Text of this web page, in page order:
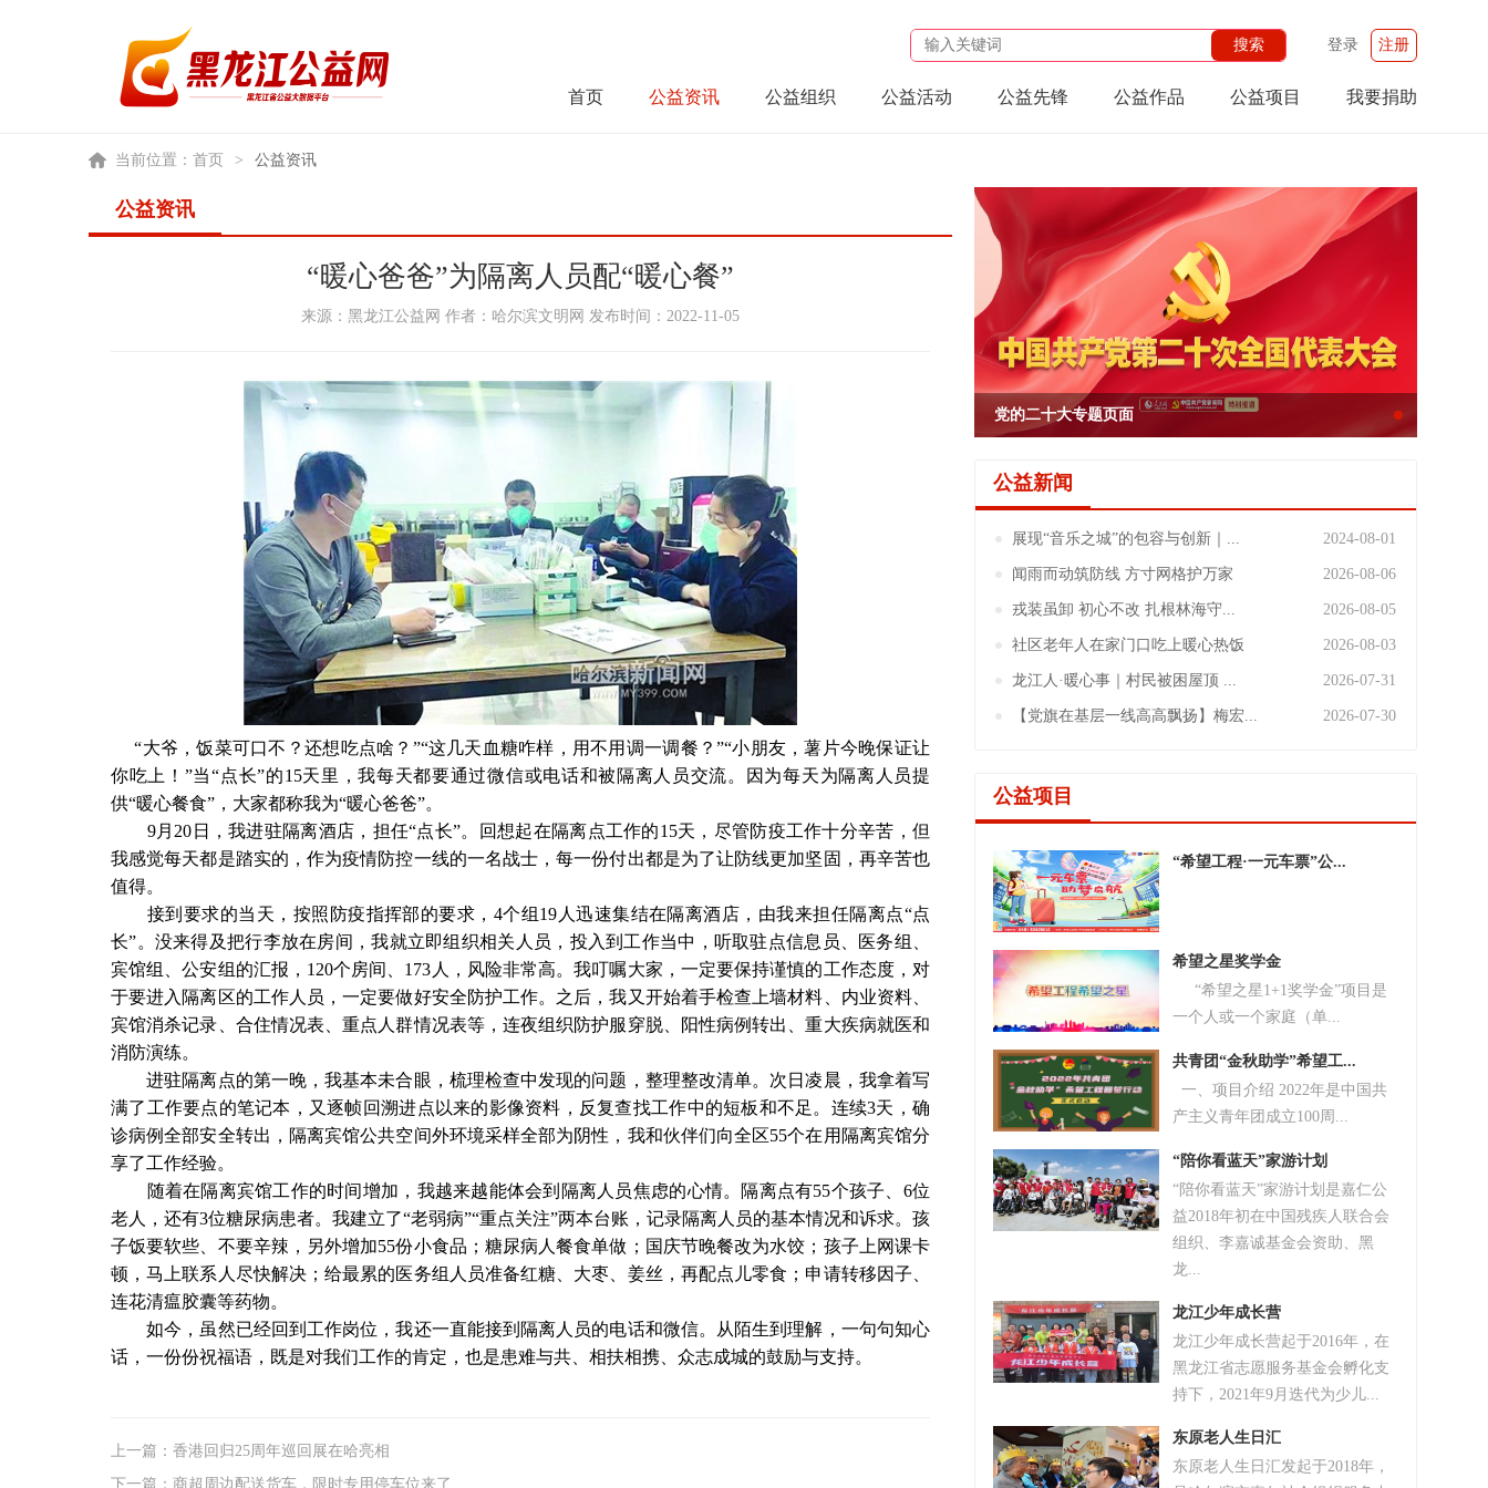
登录 注册
首页 公益资讯 公益组织 公益活动 公益先锋 公益作品 公益项目 我要捐助
当前位置： 首页 > 公益资讯
党的二十大专题页面
公益新闻
2024-08-01
展现“音乐之城”的包容与创新｜...
2026-08-06
闻雨而动筑防线 方寸网格护万家
2026-08-05
戎装虽卸 初心不改 扎根林海守...
2026-08-03
社区老年人在家门口吃上暖心热饭
2026-07-31
龙江人·暖心事｜村民被困屋顶 ...
2026-07-30
【党旗在基层一线高高飘扬】梅宏...
公益项目
“希望工程·一元车票”公...
希望之星奖学金
“希望之星1+1奖学金”项目是
一个人或一个家庭（单...
共青团“金秋助学”希望工...
一、项目介绍 2022年是中国共
产主义青年团成立100周...
“陪你看蓝天”家游计划
“陪你看蓝天”家游计划是嘉仁公
益2018年初在中国残疾人联合会
组织、李嘉诚基金会资助、黑
龙...
龙江少年成长营
龙江少年成长营起于2016年，在
黑龙江省志愿服务基金会孵化支
持下，2021年9月迭代为少儿...
东原老人生日汇
东原老人生日汇发起于2018年，
公益资讯
“暖心爸爸”为隔离人员配“暖心餐”
来源：黑龙江公益网 作者：哈尔滨文明网 发布时间：2022-11-05
“大爷，饭菜可口不？还想吃点啥？”“这几天血糖咋样，用不用调一调餐？”“小朋友，薯片今晚保证让
你吃上！”当“点长”的15天里，我每天都要通过微信或电话和被隔离人员交流。因为每天为隔离人员提
供“暖心餐食”，大家都称我为“暖心爸爸”。
9月20日，我进驻隔离酒店，担任“点长”。回想起在隔离点工作的15天，尽管防疫工作十分辛苦，但
我感觉每天都是踏实的，作为疫情防控一线的一名战士，每一份付出都是为了让防线更加坚固，再辛苦也
值得。
接到要求的当天，按照防疫指挥部的要求，4个组19人迅速集结在隔离酒店，由我来担任隔离点“点
长”。没来得及把行李放在房间，我就立即组织相关人员，投入到工作当中，听取驻点信息员、医务组、
宾馆组、公安组的汇报，120个房间、173人，风险非常高。我叮嘱大家，一定要保持谨慎的工作态度，对
于要进入隔离区的工作人员，一定要做好安全防护工作。之后，我又开始着手检查上墙材料、内业资料、
宾馆消杀记录、合住情况表、重点人群情况表等，连夜组织防护服穿脱、阳性病例转出、重大疾病就医和
消防演练。
进驻隔离点的第一晚，我基本未合眼，梳理检查中发现的问题，整理整改清单。次日凌晨，我拿着写
满了工作要点的笔记本，又逐帧回溯进点以来的影像资料，反复查找工作中的短板和不足。连续3天，确
诊病例全部安全转出，隔离宾馆公共空间外环境采样全部为阴性，我和伙伴们向全区55个在用隔离宾馆分
享了工作经验。
随着在隔离宾馆工作的时间增加，我越来越能体会到隔离人员焦虑的心情。隔离点有55个孩子、6位
老人，还有3位糖尿病患者。我建立了“老弱病”“重点关注”两本台账，记录隔离人员的基本情况和诉求。孩
子饭要软些、不要辛辣，另外增加55份小食品；糖尿病人餐食单做；国庆节晚餐改为水饺；孩子上网课卡
顿，马上联系人尽快解决；给最累的医务组人员准备红糖、大枣、姜丝，再配点儿零食；申请转移因子、
连花清瘟胶囊等药物。
如今，虽然已经回到工作岗位，我还一直能接到隔离人员的电话和微信。从陌生到理解，一句句知心
话，一份份祝福语，既是对我们工作的肯定，也是患难与共、相扶相携、众志成城的鼓励与支持。
上一篇：香港回归25周年巡回展在哈亮相
下一篇：商超周边配送货车，限时专用停车位来了